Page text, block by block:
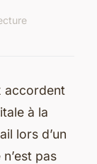
accordent
à la
lors d’un
pas